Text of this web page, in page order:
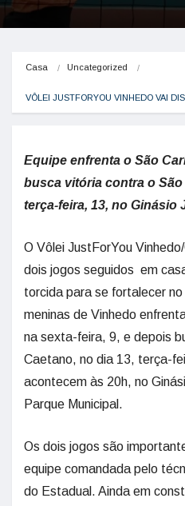
Casa Uncategorized
VÔLEI JUSTFORYOU VINHEDO VAI
Equipe enfrenta o São
busca vitória contra o
terça-feira, 13, no Ginásio
O Vôlei JustForYou
dois jogos seguidos em
torcida para se fortalecer
meninas de Vinhedo
na sexta-feira, 9, e depois
Caetano, no dia 13, terça-
acontecem às 20h, no
Parque Municipal.
Os dois jogos são
equipe comandada pelo
do Estadual. Ainda em